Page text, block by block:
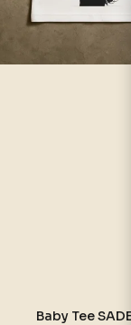
Baby Tee